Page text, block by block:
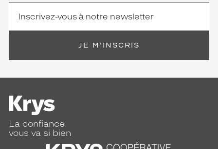
JE M'INSCRIS
La confiance
vous va si bien